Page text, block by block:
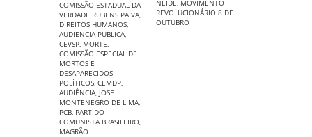
COMISSÃO ESTADUAL DA
VERDADE RUBENS PAIVA,
DIREITOS HUMANOS,
AUDIENCIA PUBLICA,
CEVSP, MORTE,
COMISSÃO ESPECIAL DE
MORTOS E
DESAPARECIDOS
POLÍTICOS, CEMDP,
AUDIÊNCIA, JOSE
MONTENEGRO DE LIMA,
PCB, PARTIDO
COMUNISTA BRASILEIRO,
MAGRÃO
NEIDE, MOVIMENTO
REVOLUCIONÁRIO 8 DE
OUTUBRO